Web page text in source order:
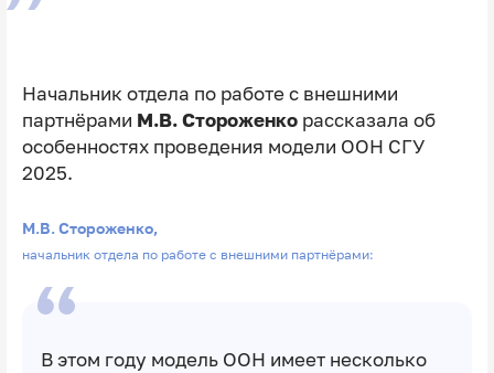
Начальник отдела по работе с внешними
партнёрами М.В. Стороженкорассказала об
особенностях проведения модели ООН СГУ
2025.
М.В. Стороженко,
начальник отдела по работе с внешними партнёрами:
В этом году модель ООН имеет несколько